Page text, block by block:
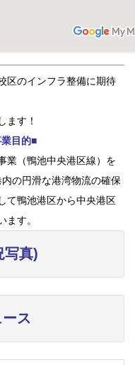
区のインフラ整備に期待
ます！
目的■
業（鴨池中央港区線）を
の円滑な港湾物流の確保
て鴨池港区から中央港区
ます。
写真)
ス